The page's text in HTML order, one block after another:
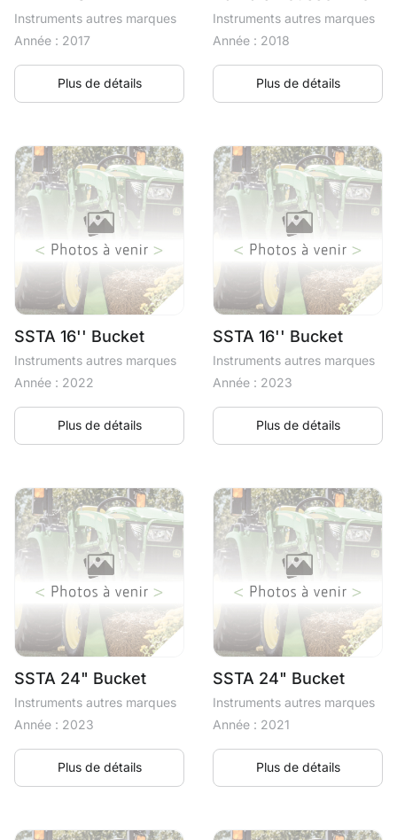
Instruments autres marques
Année : 2017
Plus de détails
Instruments autres marques
Année : 2018
Plus de détails
SSTA 16'' Bucket
Instruments autres marques
Année : 2022
Plus de détails
SSTA 16'' Bucket
Instruments autres marques
Année : 2023
Plus de détails
SSTA 24" Bucket
Instruments autres marques
Année : 2023
Plus de détails
SSTA 24" Bucket
Instruments autres marques
Année : 2021
Plus de détails